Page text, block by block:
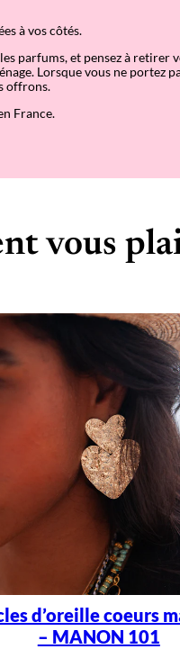
à vos côtés.
parfums, et pensez à retirer
Lorsque vous ne portez
offrons.
France.
vous
d’oreille coeurs
– MANON 101